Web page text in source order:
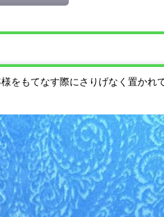
もてなす際にさりげなく置かれ